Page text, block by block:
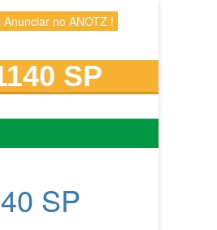
Anunciar no ANOTZ !
SP
SP